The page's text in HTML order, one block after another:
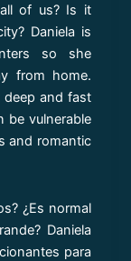
of us? Is it
Daniela is
so she
from home.
deep and fast
be vulnerable
and romantic
¿Es normal
Daniela
para